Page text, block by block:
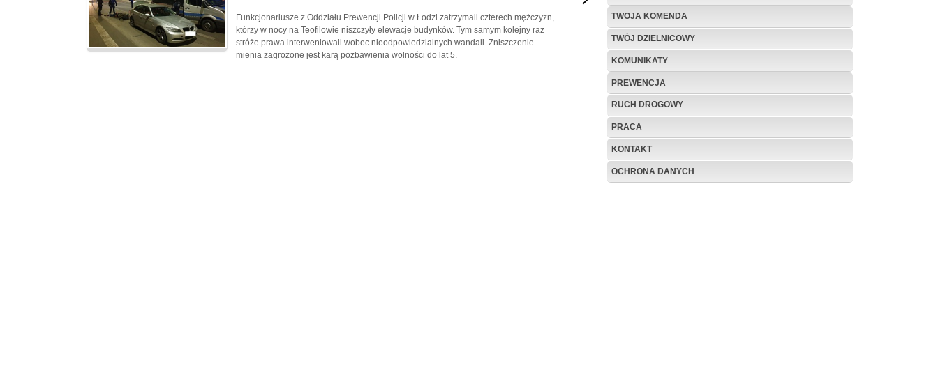
TWOJA KOMENDA
TWÓJ DZIELNICOWY
KOMUNIKATY
PREWENCJA
RUCH DROGOWY
PRACA
KONTAKT
OCHRONA DANYCH
Funkcjonariusze z Oddziału Prewencji Policji w Łodzi zatrzymali czterech mężczyzn,
którzy w nocy na Teofilowie niszczyły elewacje budynków. Tym samym kolejny raz
stróże prawa interweniowali wobec nieodpowiedzialnych wandali. Zniszczenie
mienia zagrożone jest karą pozbawienia wolności do lat 5.